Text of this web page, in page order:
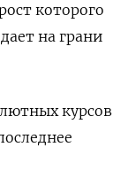
которого
на грани
курсов